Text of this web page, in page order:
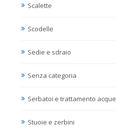
Scalette
Scodelle
Sedie e sdraio
Senza categoria
Serbatoi e trattamento acque
Stuoie e zerbini